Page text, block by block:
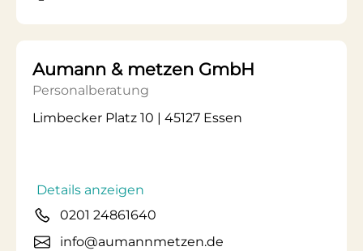
Aumann & metzen GmbH
Personalberatung
Limbecker Platz 10 | 45127 Essen
Details anzeigen
0201 24861640
info@aumannmetzen.de